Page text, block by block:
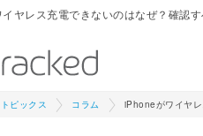
ヤレス充電できないのはなぜ？確認
トピックス コラム iPhoneがワイヤ